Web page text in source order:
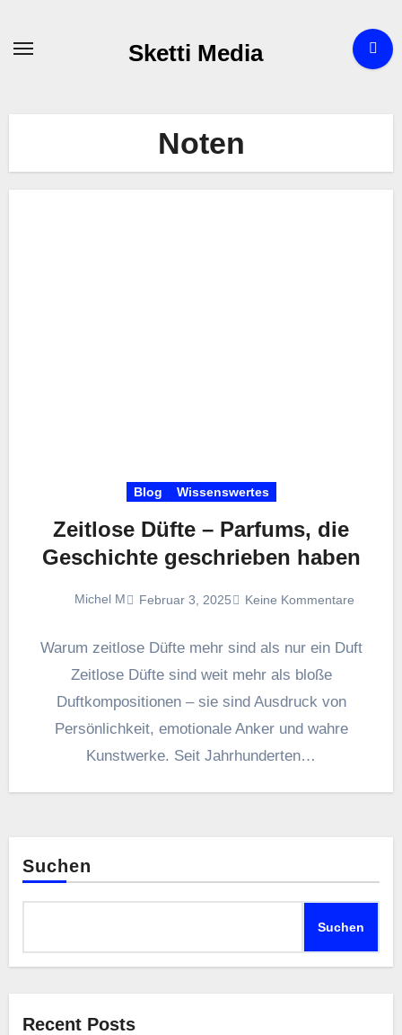
Sketti Media
Noten
Blog Wissenswertes
Zeitlose Düfte – Parfums, die
Geschichte geschrieben haben
Michel M Februar 3, 2025 Keine Kommentare
Warum zeitlose Düfte mehr sind als nur ein Duft
Zeitlose Düfte sind weit mehr als bloße
Duftkompositionen – sie sind Ausdruck von
Persönlichkeit, emotionale Anker und wahre
Kunstwerke. Seit Jahrhunderten…
Suchen
Suchen
Recent Posts